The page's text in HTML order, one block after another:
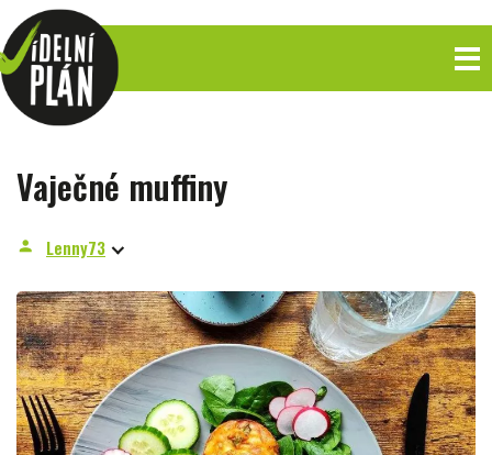
Vaječné muffiny
person Lenny73